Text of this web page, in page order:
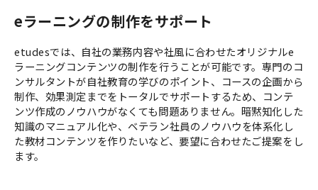
eラーニングの制作をサポート
etudesでは、自社の業務内容や社風に合わせたオリジナルe
ラーニングコンテンツの制作を行うことが可能です。専門のコ
ンサルタントが自社教育の学びのポイント、コースの企画から
制作、効果測定までをトータルでサポートするため、コンテ
ンツ作成のノウハウがなくても問題ありません。暗黙知化した
知識のマニュアル化や、ベテラン社員のノウハウを体系化し
た教材コンテンツを作りたいなど、要望に合わせたご提案をし
ます。